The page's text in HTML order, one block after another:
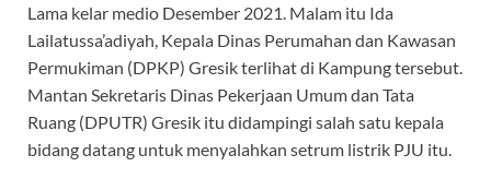
Lama kelar medio Desember 2021. Malam itu Ida
Lailatussa’adiyah, Kepala Dinas Perumahan dan Kawasan
Permukiman (DPKP) Gresik terlihat di Kampung tersebut.
Mantan Sekretaris Dinas Pekerjaan Umum dan Tata
Ruang (DPUTR) Gresik itu didampingi salah satu kepala
bidang datang untuk menyalahkan setrum listrik PJU itu.